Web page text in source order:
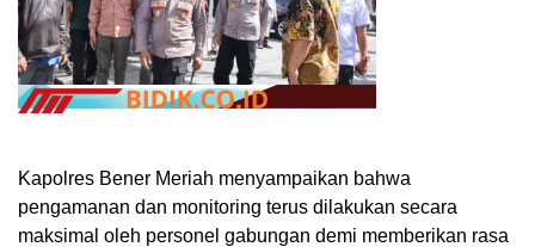
Kapolres Bener Meriah menyampaikan bahwa
pengamanan dan monitoring terus dilakukan secara
maksimal oleh personel gabungan demi memberikan rasa